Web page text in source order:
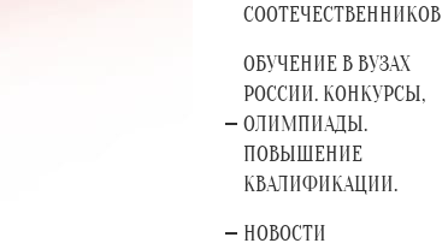
СООТЕЧЕСТВЕННИКОВ
ОБУЧЕНИЕ В ВУЗАХ
РОССИИ. КОНКУРСЫ,
ОЛИМПИАДЫ.
ПОВЫШЕНИЕ
КВАЛИФИКАЦИИ.
НОВОСТИ